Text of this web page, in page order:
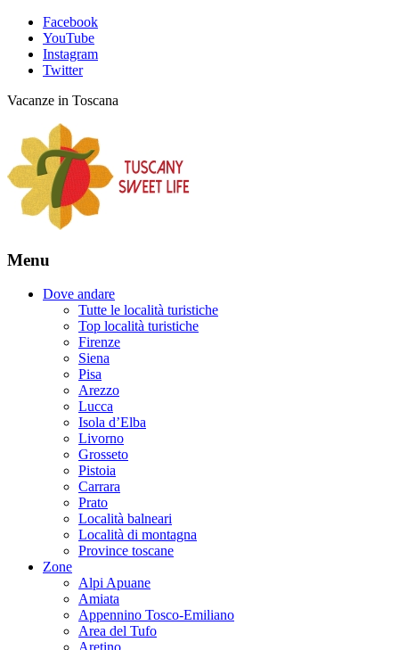
Facebook
YouTube
Instagram
Twitter
Vacanze in Toscana
Menu
Dove andare
Tutte le località turistiche
Top località turistiche
Firenze
Siena
Pisa
Arezzo
Lucca
Isola d’Elba
Livorno
Grosseto
Pistoia
Carrara
Prato
Località balneari
Località di montagna
Province toscane
Zone
Alpi Apuane
Amiata
Appennino Tosco-Emiliano
Area del Tufo